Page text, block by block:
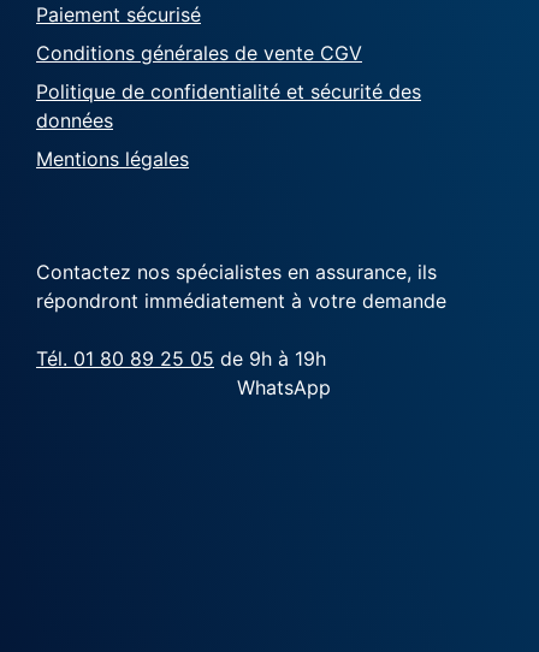
Paiement sécurisé
Conditions générales de vente CGV
Politique de confidentialité et sécurité des
données
Mentions légales
Contactez nos spécialistes en assurance, ils
répondront immédiatement à votre demande
Tél. 01 80 89 25 05 de 9h à 19h
WhatsApp